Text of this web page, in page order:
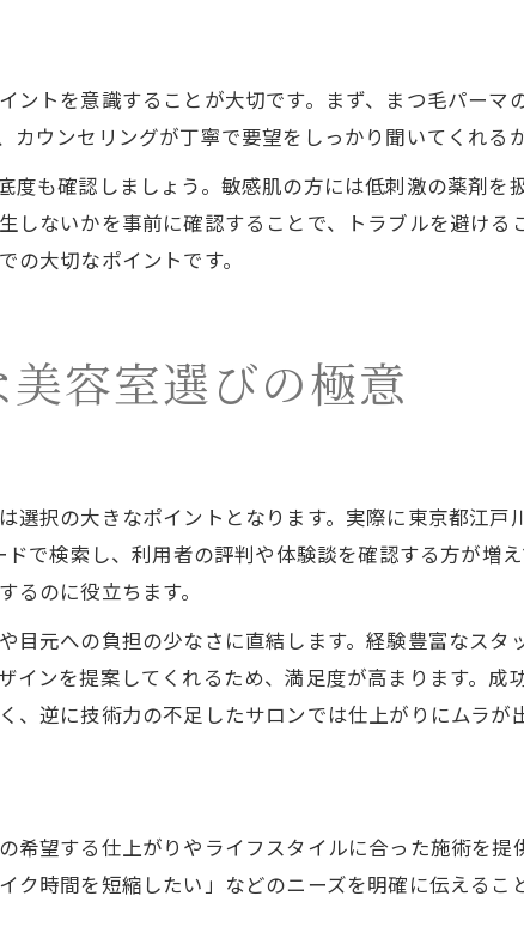
ントを意識することが大切です。まず、まつ毛パーマ
ウンセリングが丁寧で要望をしっかり聞いてくれる
も確認しましょう。敏感肌の方には低刺激の薬剤を
しないかを事前に確認することで、トラブルを避ける
大切なポイントです。
容室選びの極意
選択の大きなポイントとなります。実際に東京都江戸
で検索し、利用者の評判や体験談を確認する方が増
のに役立ちます。
目元への負担の少なさに直結します。経験豊富なスタ
ンを提案してくれるため、満足度が高まります。成
、逆に技術力の不足したサロンでは仕上がりにムラが
希望する仕上がりやライフスタイルに合った施術を
ク時間を短縮したい」などのニーズを明確に伝える